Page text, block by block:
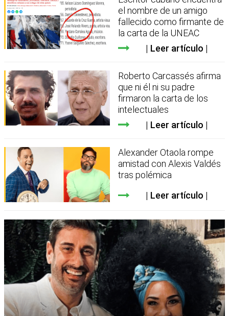
el nombre de un amigo
fallecido como firmante de
la carta de la UNEAC
Leer artículo
Roberto Carcassés afirma
que ni él ni su padre
firmaron la carta de los
intelectuales
Leer artículo
Alexander Otaola rompe
amistad con Alexis Valdés
tras polémica
Leer artículo